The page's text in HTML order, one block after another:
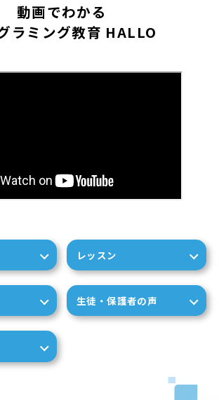
動画でわかる
ラミング教育 HALLO
レッスン
生徒・保護者の声